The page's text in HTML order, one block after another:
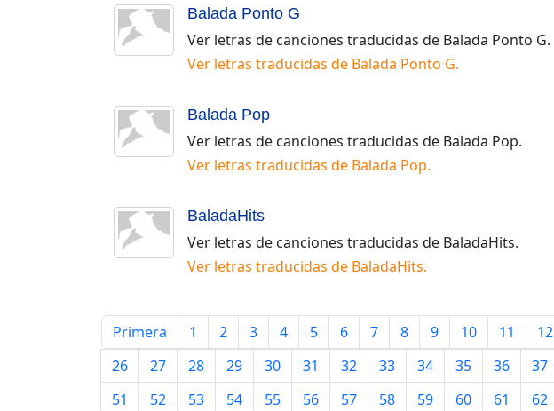
Balada Ponto G
Ver letras de canciones traducidas de Balada Ponto G.
Ver letras traducidas de Balada Ponto G.
Balada Pop
Ver letras de canciones traducidas de Balada Pop.
Ver letras traducidas de Balada Pop.
BaladaHits
Ver letras de canciones traducidas de BaladaHits.
Ver letras traducidas de BaladaHits.
Primera 1 2 3 4 5 6 7 8 9 10 11 12
26
27 28 29 30 31 32 33 34 35 36 37
51
52 53 54 55 56 57 58 59 60 61 62